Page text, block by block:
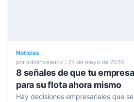
Noticias
por adminceaucv / 24 de mayo de 2026
8 señales de que tu
para su flota ahora mismo
Hay decisiones empresariales que